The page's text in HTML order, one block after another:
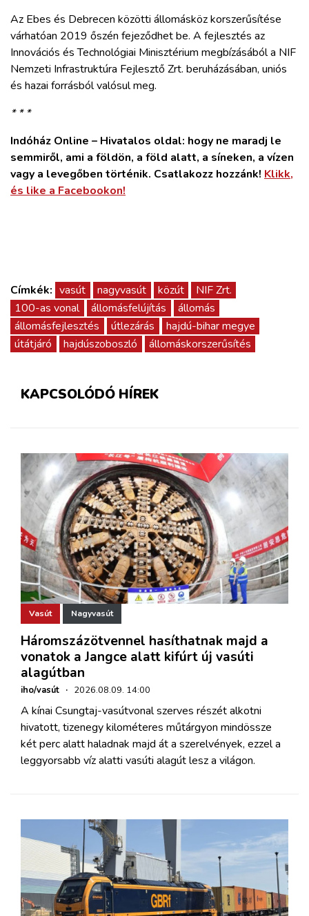
Az Ebes és Debrecen közötti állomásköz korszerűsítése
várhatóan 2019 őszén fejeződhet be. A fejlesztés az
Innovációs és Technológiai Minisztérium megbízásából a NIF
Nemzeti Infrastruktúra Fejlesztő Zrt. beruházásában, uniós
és hazai forrásból valósul meg.
* * *
Indóház Online – Hivatalos oldal: hogy ne maradj le
semmiről, ami a földön, a föld alatt, a síneken, a vízen
vagy a levegőben történik. Csatlakozz hozzánk! Klikk,
és like a Facebookon!
Címkék: vasút nagyvasút közút
NIF Zrt.
100-as vonal
állomásfelújítás
állomás
állomásfejlesztés
útlezárás
hajdú-bihar megye
útátjáró
hajdúszoboszló állomáskorszerűsítés
KAPCSOLÓDÓ HÍREK
Vasút Nagyvasút
Háromszázötvennel hasíthatnak majd a
vonatok a Jangce alatt kifúrt új vasúti
alagútban
iho/vasút · 2026.08.09. 14:00
A kínai Csungtaj-vasútvonal szerves részét alkotni
hivatott, tizenegy kilométeres műtárgyon mindössze
két perc alatt haladnak majd át a szerelvények, ezzel a
leggyorsabb víz alatti vasúti alagút lesz a világon.